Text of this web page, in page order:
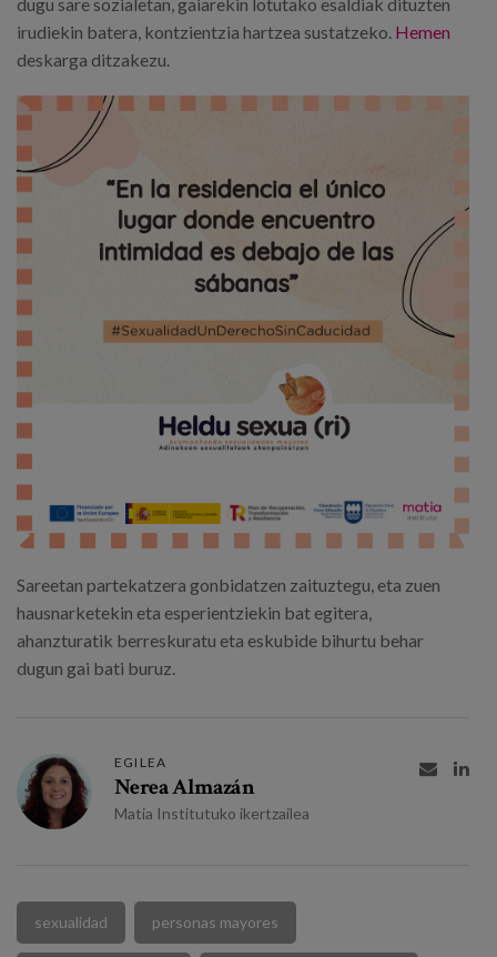
irudiekin batera, kontzientzia hartzea sustatzeko. Hemen
deskarga ditzakezu.
Sareetan partekatzera gonbidatzen zaituztegu, eta zuen
hausnarketekin eta esperientziekin bat egitera,
ahanzturatik berreskuratu eta eskubide bihurtu behar
dugun gai bati buruz.
EGILEA
Nerea Almazán
Matia Institutuko ikertzailea
 
sexualidad personas mayores